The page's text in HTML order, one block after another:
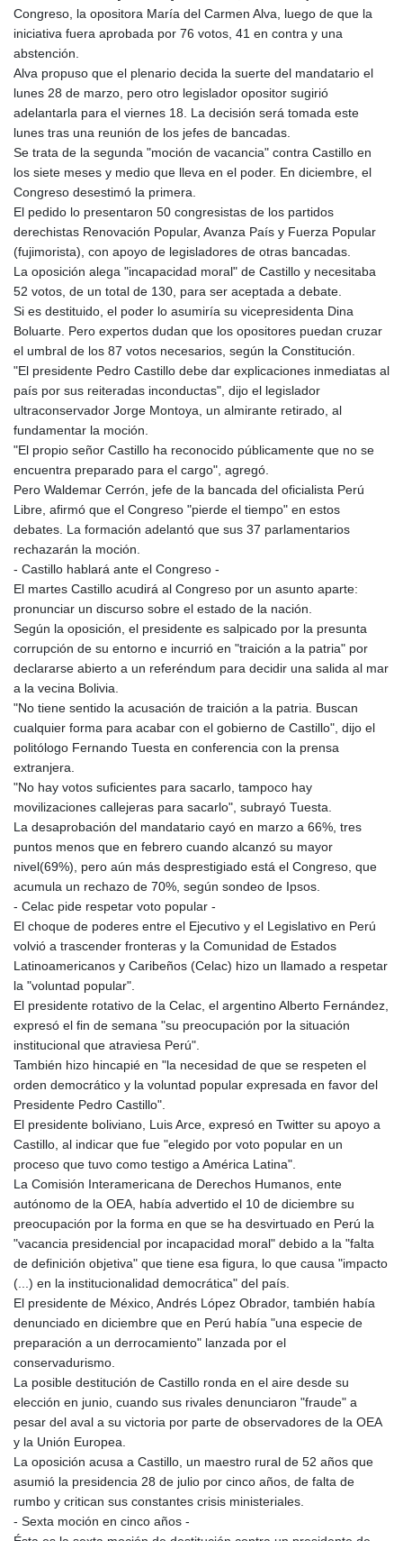
Congreso, la opositora María del Carmen Alva, luego de que la
iniciativa fuera aprobada por 76 votos, 41 en contra y una
abstención.
Alva propuso que el plenario decida la suerte del mandatario el
lunes 28 de marzo, pero otro legislador opositor sugirió
adelantarla para el viernes 18. La decisión será tomada este
lunes tras una reunión de los jefes de bancadas.
Se trata de la segunda "moción de vacancia" contra Castillo en
los siete meses y medio que lleva en el poder. En diciembre, el
Congreso desestimó la primera.
El pedido lo presentaron 50 congresistas de los partidos
derechistas Renovación Popular, Avanza País y Fuerza Popular
(fujimorista), con apoyo de legisladores de otras bancadas.
La oposición alega "incapacidad moral" de Castillo y necesitaba
52 votos, de un total de 130, para ser aceptada a debate.
Si es destituido, el poder lo asumiría su vicepresidenta Dina
Boluarte. Pero expertos dudan que los opositores puedan cruzar
el umbral de los 87 votos necesarios, según la Constitución.
"El presidente Pedro Castillo debe dar explicaciones inmediatas al
país por sus reiteradas inconductas", dijo el legislador
ultraconservador Jorge Montoya, un almirante retirado, al
fundamentar la moción.
"El propio señor Castillo ha reconocido públicamente que no se
encuentra preparado para el cargo", agregó.
Pero Waldemar Cerrón, jefe de la bancada del oficialista Perú
Libre, afirmó que el Congreso "pierde el tiempo" en estos
debates. La formación adelantó que sus 37 parlamentarios
rechazarán la moción.
- Castillo hablará ante el Congreso -
El martes Castillo acudirá al Congreso por un asunto aparte:
pronunciar un discurso sobre el estado de la nación.
Según la oposición, el presidente es salpicado por la presunta
corrupción de su entorno e incurrió en "traición a la patria" por
declararse abierto a un referéndum para decidir una salida al mar
a la vecina Bolivia.
"No tiene sentido la acusación de traición a la patria. Buscan
cualquier forma para acabar con el gobierno de Castillo", dijo el
politólogo Fernando Tuesta en conferencia con la prensa
extranjera.
"No hay votos suficientes para sacarlo, tampoco hay
movilizaciones callejeras para sacarlo", subrayó Tuesta.
La desaprobación del mandatario cayó en marzo a 66%, tres
puntos menos que en febrero cuando alcanzó su mayor
nivel(69%), pero aún más desprestigiado está el Congreso, que
acumula un rechazo de 70%, según sondeo de Ipsos.
- Celac pide respetar voto popular -
El choque de poderes entre el Ejecutivo y el Legislativo en Perú
volvió a trascender fronteras y la Comunidad de Estados
Latinoamericanos y Caribeños (Celac) hizo un llamado a respetar
la "voluntad popular".
El presidente rotativo de la Celac, el argentino Alberto Fernández,
expresó el fin de semana "su preocupación por la situación
institucional que atraviesa Perú".
También hizo hincapié en "la necesidad de que se respeten el
orden democrático y la voluntad popular expresada en favor del
Presidente Pedro Castillo".
El presidente boliviano, Luis Arce, expresó en Twitter su apoyo a
Castillo, al indicar que fue "elegido por voto popular en un
proceso que tuvo como testigo a América Latina".
La Comisión Interamericana de Derechos Humanos, ente
autónomo de la OEA, había advertido el 10 de diciembre su
preocupación por la forma en que se ha desvirtuado en Perú la
"vacancia presidencial por incapacidad moral" debido a la "falta
de definición objetiva" que tiene esa figura, lo que causa "impacto
(...) en la institucionalidad democrática" del país.
El presidente de México, Andrés López Obrador, también había
denunciado en diciembre que en Perú había "una especie de
preparación a un derrocamiento" lanzada por el
conservadurismo.
La posible destitución de Castillo ronda en el aire desde su
elección en junio, cuando sus rivales denunciaron "fraude" a
pesar del aval a su victoria por parte de observadores de la OEA
y la Unión Europea.
La oposición acusa a Castillo, un maestro rural de 52 años que
asumió la presidencia 28 de julio por cinco años, de falta de
rumbo y critican sus constantes crisis ministeriales.
- Sexta moción en cinco años -